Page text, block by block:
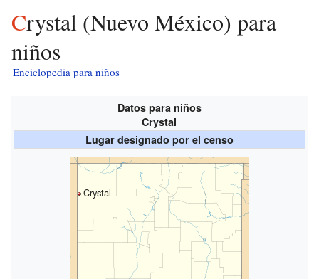
Crystal (Nuevo México) para
niños
Enciclopedia para niños
Datos para niños
Crystal
Lugar designado por el censo
Crystal